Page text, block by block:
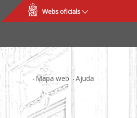
Webs oficials
Mapa web Ajuda